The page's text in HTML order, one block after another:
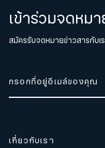
เข้าร่วมจดหม
สมัครรับจดหมายข่าวสารกับเ
เกี่ยวกับเรา